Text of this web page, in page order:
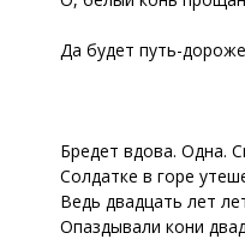
Да будет путь-
Бредет вдова. Одна.
Солдатке в горе
Ведь двадцать лет
Опаздывали кони